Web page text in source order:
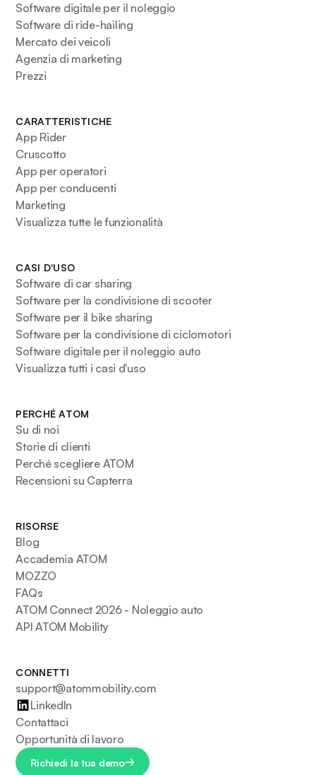
Software digitale per il noleggio
Software di ride-hailing
Mercato dei veicoli
Agenzia di marketing
Prezzi
CARATTERISTICHE
App Rider
Cruscotto
App per operatori
App per conducenti
Marketing
Visualizza tutte le funzionalità
CASI D'USO
Software di car sharing
Software per la condivisione di scooter
Software per il bike sharing
Software per la condivisione di ciclomotori
Software digitale per il noleggio auto
Visualizza tutti i casi d'uso
PERCHÉ ATOM
Su di noi
Storie di clienti
Perché scegliere ATOM
Recensioni su Capterra
RISORSE
Blog
Accademia ATOM
MOZZO
FAQs
ATOM Connect 2026 - Noleggio auto
API ATOM Mobility
CONNETTI
support@atommobility.com
LinkedIn
Contattaci
Opportunità di lavoro
Richiedi la tua demo